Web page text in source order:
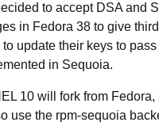
to accept DSA and
in Fedora 38 to give
update their keys to
in Sequoia.
10 will fork from
use the rpm-sequoia